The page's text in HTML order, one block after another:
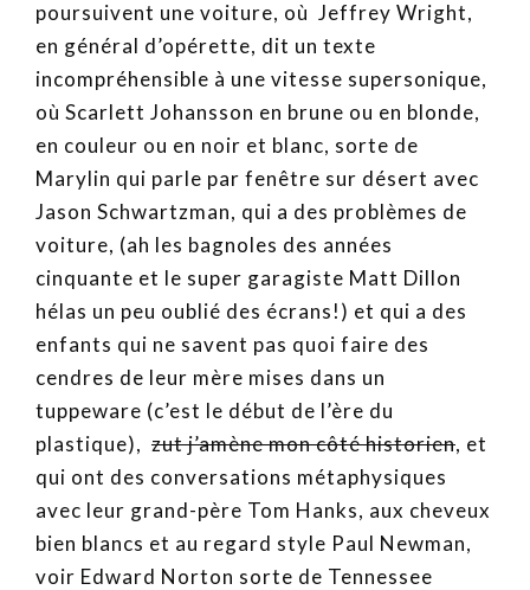
poursuivent une voiture, où Jeffrey Wright,
en général d’opérette, dit un texte
incompréhensible à une vitesse supersonique,
où Scarlett Johansson en brune ou en blonde,
en couleur ou en noir et blanc, sorte de
Marylin qui parle par fenêtre sur désert avec
Jason Schwartzman, qui a des problèmes de
voiture, (ah les bagnoles des années
cinquante et le super garagiste Matt Dillon
hélas un peu oublié des écrans!) et qui a des
enfants qui ne savent pas quoi faire des
cendres de leur mère mises dans un
tuppeware (c’est le début de l’ère du
plastique), zut j’amène mon côté historien, et
qui ont des conversations métaphysiques
avec leur grand-père Tom Hanks, aux cheveux
bien blancs et au regard style Paul Newman,
voir Edward Norton sorte de Tennessee